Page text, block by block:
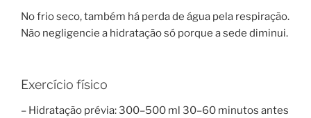
No frio seco, também há perda de água pela respiração.
Não negligencie a hidratação só porque a sede diminui.
Exercício físico
– Hidratação prévia: 300–500 ml 30–60 minutos antes